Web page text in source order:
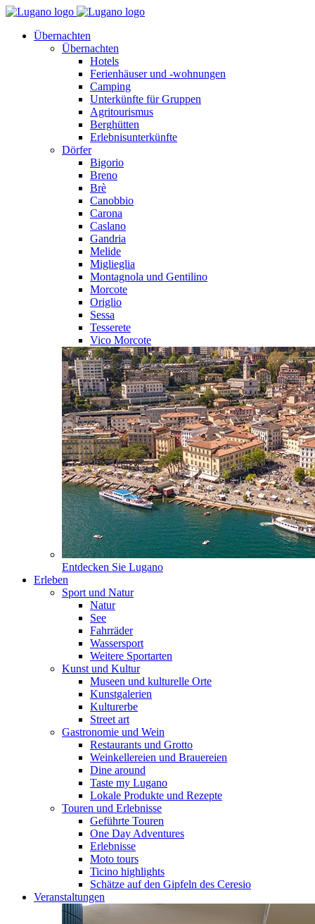
Übernachten
Übernachten
Hotels
Ferienhäuser und -wohnungen
Camping
Unterkünfte für Gruppen
Agritourismus
Berghütten
Erlebnisunterkünfte
Dörfer
Bigorio
Breno
Brè
Canobbio
Carona
Caslano
Gandria
Melide
Miglieglia
Montagnola und Gentilino
Morcote
Origlio
Sessa
Tesserete
Vico Morcote
Entdecken Sie Lugano
Erleben
Sport und Natur
Natur
See
Fahrräder
Wassersport
Weitere Sportarten
Kunst und Kultur
Museen und kulturelle Orte
Kunstgalerien
Kulturerbe
Street art
Gastronomie und Wein
Restaurants und Grotto
Weinkellereien und Brauereien
Dine around
Taste my Lugano
Lokale Produkte und Rezepte
Touren und Erlebnisse
Geführte Touren
One Day Adventures
Erlebnisse
Moto tours
Ticino highlights
Schätze auf den Gipfeln des Ceresio
Veranstaltungen